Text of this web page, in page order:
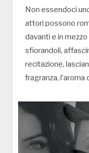
Non essendoci
attori possono
davanti e in
sfiorandoli,
recitazione,
fragranza,